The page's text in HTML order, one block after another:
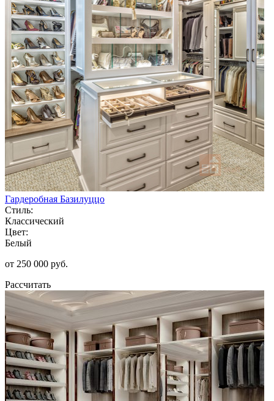
Гардеробная Базилуццо
Стиль:
Классический
Цвет:
Белый
от 250 000 руб.
Рассчитать